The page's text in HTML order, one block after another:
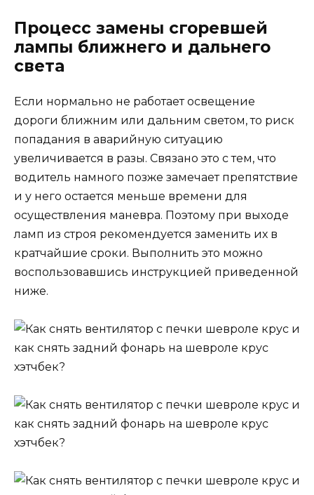
Процесс замены сгоревшей
лампы ближнего и дальнего
света
Если нормально не работает освещение
дороги ближним или дальним светом, то риск
попадания в аварийную ситуацию
увеличивается в разы. Связано это с тем, что
водитель намного позже замечает препятствие
и у него остается меньше времени для
осуществления маневра. Поэтому при выходе
ламп из строя рекомендуется заменить их в
кратчайшие сроки. Выполнить это можно
воспользовавшись инструкцией приведенной
ниже.